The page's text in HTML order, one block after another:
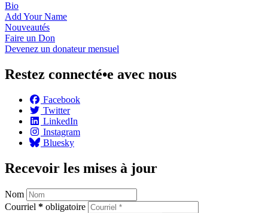
Bio
Add YourName
Nouveautés
Faire un Don
Devenez un donateurmensuel
Restez connecté•e avec nous
Facebook
Twitter
LinkedIn
Instagram
Bluesky
Recevoir les mises à jour
Nom
Courriel * obligatoire